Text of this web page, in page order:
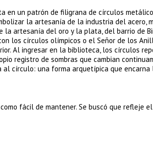
en un patrón de filigrana de círculos
la artesanía de la industria del acero,
artesanía del oro y la plata, del barrio de
los círculos olímpicos o el Señor de los
Al ingresar en la biblioteca, los círculos
registro de sombras que cambian
círculo: una forma arquetípica que
fácil de mantener. Se buscó que refleje